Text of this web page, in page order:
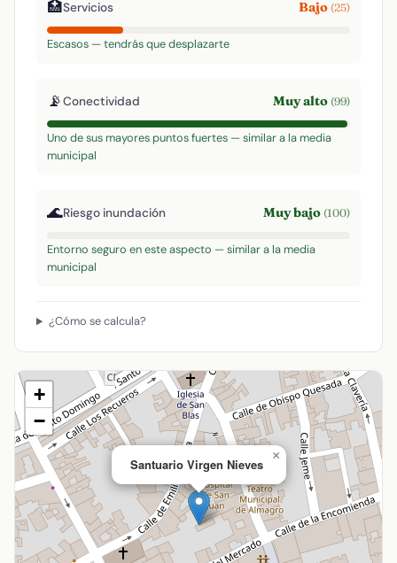
🏥Servicios Bajo (25)
Escasos — tendrás que desplazarte
📡Conectividad Muy alto (99)
Uno de sus mayores puntos fuertes — similar a la media
municipal
🌊Riesgo inundación Muy bajo (100)
Entorno seguro en este aspecto — similar a la media
municipal
¿Cómo se calcula?
Santuario Virgen Nieves
×
+
−